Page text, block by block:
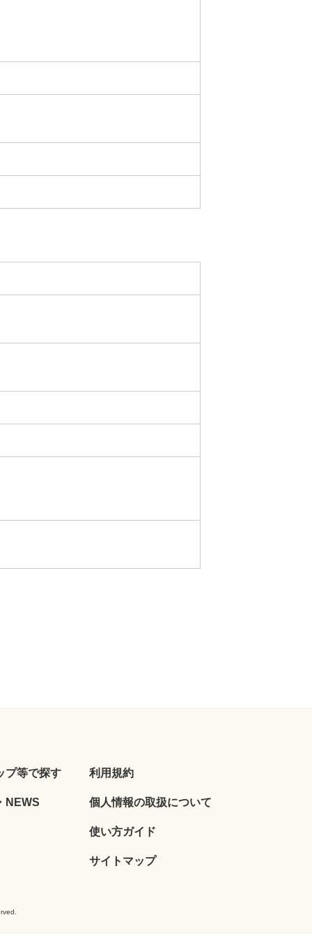
プ等で探す
NEWS
利用規約
個人情報の取扱について
使い方ガイド
サイトマップ